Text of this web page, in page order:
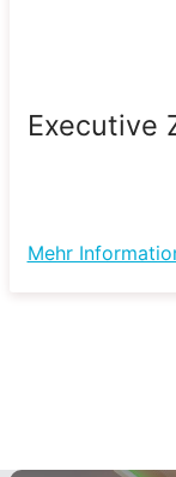
Executive
Mehr